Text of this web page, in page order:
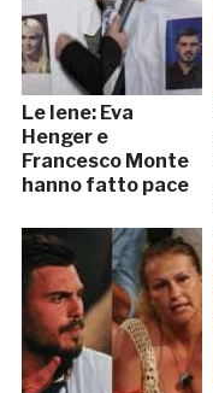
Le Iene: Eva
Henger e
Francesco Monte
hanno fatto pace